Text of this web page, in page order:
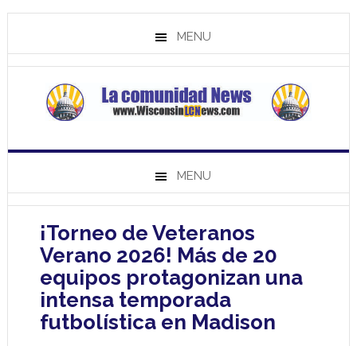
MENU
MENU
¡Torneo de Veteranos
Verano 2026! Más de 20
equipos protagonizan una
intensa temporada
futbolística en Madison